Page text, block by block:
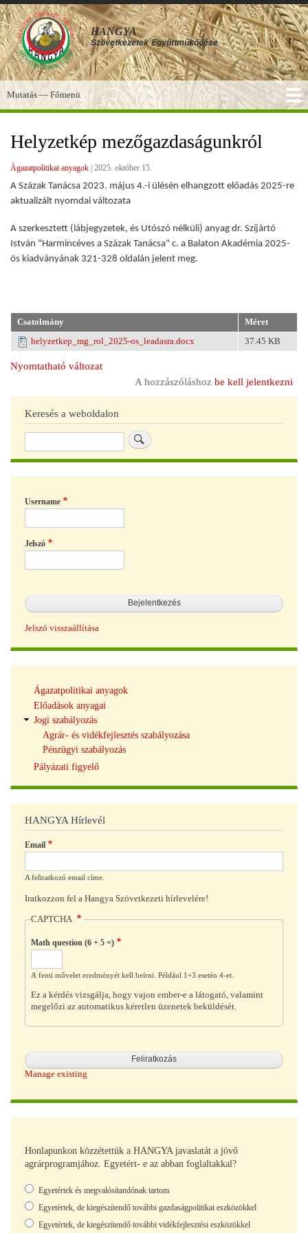
Ugrás
a
tartalomra
HANGYA
Szövetkezetek Együttműködése
Főmenü
Mutatás — Főmenü
Helyzetkép mezőgazdaságunkról
Ágazatpolitikai anyagok 2025. október 15.
A Százak Tanácsa 2023. május 4.-i ülésén elhangzott előadás 2025-re
aktualizált nyomdai változata
A szerkesztett (lábjegyzetek, és Utószó nélküli) anyag dr. Szíjártó
István "Harmincéves a Százak Tanácsa" c. a Balaton Akadémia 2025-
ös kiadványának 321-328 oldalán jelent meg.
Csatolmány
Méret
helyzetkep_mg_rol_2025-os_leadasra.docx
37.45 KB
Nyomtatható változat
A hozzászóláshoz be kell jelentkezni
Keresés a weboldalon
Username
Jelszó
Jelszó visszaállítása
navigáció
Ágazatpolitikai anyagok
Előadások anyagai
Jogi szabályozás
Agrár- és vidékfejlesztés szabályozása
Pénzügyi szabályozás
Pályázati figyelő
HANGYA Hírlevél
Email
A feliratkozó email címe.
Iratkozzon fel a Hangya Szövetkezeti hírlevelére!
CAPTCHA
Math question (6 + 5 =)
A fenti művelet eredményét kell beírni. Például 1+3 esetén 4-et.
Ez a kérdés vizsgálja, hogy vajon ember-e a látogató, valamint
megelőzi az automatikus kéretlen üzenetek beküldését.
Manage existing
Honlapunkon közzétettük a HANGYA javaslatát a jövő
agrárprogramjához. Egyetért- e az abban foglaltakkal?
Választások
Egyetértek és megvalósítandónak tartom
Egyetértek, de kiegészítendő további gazdaságpolitikai eszközökkel
Egyetértek, de kiegészítendő további vidékfejlesztési eszközökkel